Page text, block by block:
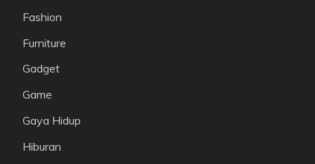
Fashion
Furniture
Gadget
Game
Gaya Hidup
Hiburan